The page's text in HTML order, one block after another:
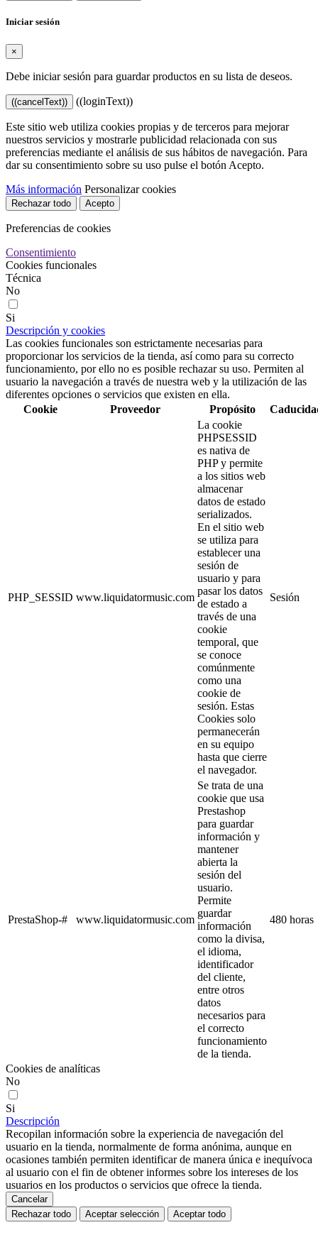
Iniciar sesión
×
Debe iniciar sesión para guardar productos en su lista de deseos.
((cancelText)) ((loginText))
Este sitio web utiliza cookies propias y de terceros para mejorar
nuestros servicios y mostrarle publicidad relacionada con sus
preferencias mediante el análisis de sus hábitos de navegación. Para
dar su consentimiento sobre su uso pulse el botón Acepto.
Más información Personalizar cookies
Rechazar todo Acepto
Preferencias de cookies
Consentimiento
Cookies funcionales
Técnica
No
Si
Descripción y cookies
Las cookies funcionales son estrictamente necesarias para
proporcionar los servicios de la tienda, así como para su correcto
funcionamiento, por ello no es posible rechazar su uso. Permiten al
usuario la navegación a través de nuestra web y la utilización de las
diferentes opciones o servicios que existen en ella.
Cookie
Proveedor Propósito
PHP_SESSID www.liquidatormusic.com
La cookie
PHPSESSID
es nativa de
PHP y permite
a los sitios web
almacenar
datos de estado
serializados.
En el sitio web
se utiliza para
establecer una
sesión de
usuario y para
pasar los datos
de estado a
través de una
cookie
temporal, que
se conoce
comúnmente
como una
cookie de
sesión. Estas
Cookies solo
permanecerán
en su equipo
hasta que cierre
el navegador.
Sesión
PrestaShop-# www.liquidatormusic.com
Se trata de una
cookie que usa
Prestashop
para guardar
información y
mantener
abierta la
sesión del
usuario.
Permite
guardar
información
como la divisa,
el idioma,
identificador
del cliente,
entre otros
datos
necesarios para
el correcto
funcionamiento
de la tienda.
480 horas
Cookies de analíticas
No
Si
Descripción
Recopilan información sobre la experiencia de navegación del
usuario en la tienda, normalmente de forma anónima, aunque en
ocasiones también permiten identificar de manera única e inequívoca
al usuario con el fin de obtener informes sobre los intereses de los
usuarios en los productos o servicios que ofrece la tienda.
Cancelar
Rechazar todo
Aceptar selección Aceptar todo